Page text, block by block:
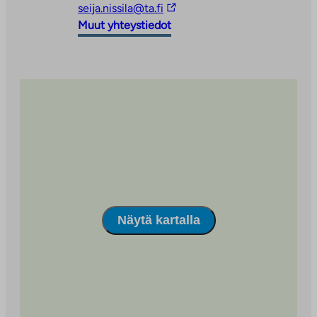
vie
ulkopuoliseen
palveluun
seija.nissila@ta.fi Linkki
vie
ulkopuoliseen
Muut yhteystiedot
Näytä kartalla